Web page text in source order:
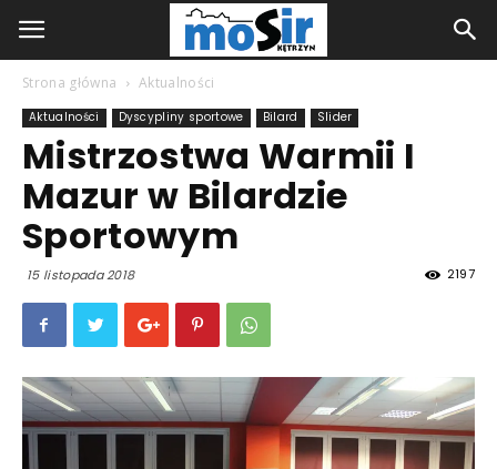
Strona główna Aktualności
Aktualności Dyscypliny sportowe Bilard Slider
Mistrzostwa Warmii I
Mazur w Bilardzie
Sportowym
15 listopada 2018 2197